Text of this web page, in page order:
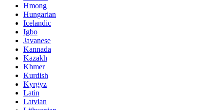
Hmong
Hungarian
Icelandic
Igbo
Javanese
Kannada
Kazakh
Khmer
Kurdish
Kyrgyz
Latin
Latvian